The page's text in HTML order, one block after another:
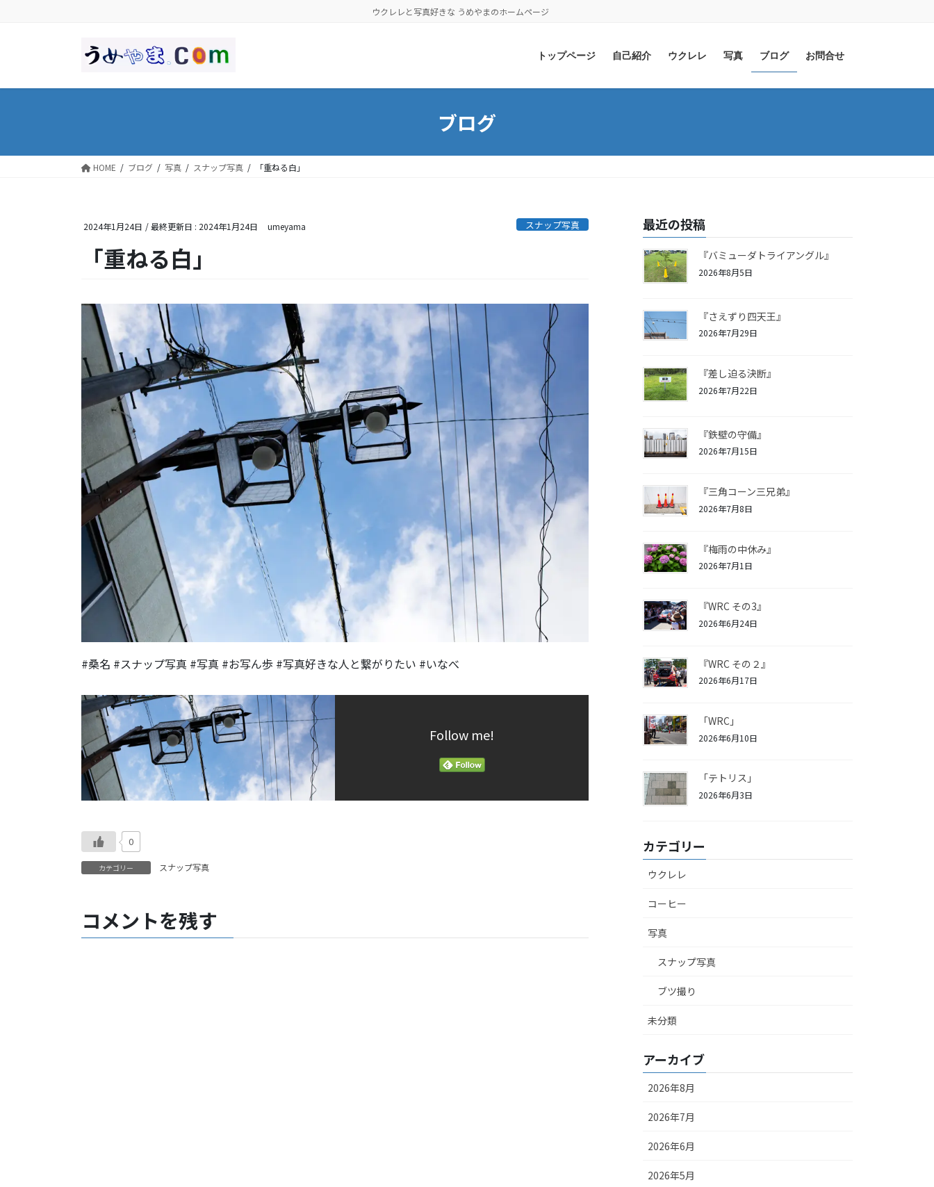
に
ョ
動
ウクレレと写真好きな うめやまのホームページ
トップページ 自己紹介 ウクレレ 写真 ブログ お問合せ
ブログ
HOME ブログ 写真 スナップ写真 「重ねる白」
2024年1月24日 / 最終更新日 : 2024年1月24日 umeyama スナップ写真
「重ねる白」
#桑名 #スナップ写真 #写真 #お写ん歩 #写真好きな人と繋がりたい #いなべ
Follow me!
0
カテゴリー スナップ写真
コメントを残す
最近の投稿
『バミューダトライアングル』
2026年8月5日
『さえずり四天王』
2026年7月29日
『差し迫る決断』
2026年7月22日
『鉄壁の守備』
2026年7月15日
『三角コーン三兄弟』
2026年7月8日
『梅雨の中休み』
2026年7月1日
『WRC その3』
2026年6月24日
『WRC その２』
2026年6月17日
「WRC」
2026年6月10日
「テトリス」
2026年6月3日
カテゴリー
ウクレレ
コーヒー
写真
スナップ写真
ブツ撮り
未分類
アーカイブ
2026年8月
2026年7月
2026年6月
2026年5月